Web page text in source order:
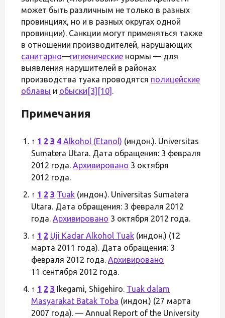
может быть различным не только в разных
провинциях, но и в разных округах одной
провинции). Санкции могут применяться также
в отношении производителей, нарушающих
санитарно—гигиенические нормы — для
выявления нарушителей в районах
производства туака проводятся полицейские
облавы и обыски [3] [10] .
Примечания
↑ 1 2 3 4 Alkohol (Etanol) (индон.). Universitas
Sumatera Utara. Дата обращения: 3 февраля
2012 года. Архивировано 3 октября
2012 года.
↑ 1 2 3 Tuak (индон.). Universitas Sumatera
Utara. Дата обращения: 3 февраля 2012
года. Архивировано 3 октября 2012 года.
↑ 1 2 Uji Kadar Alkohol Tuak (индон.) (12
марта 2011 года). Дата обращения: 3
февраля 2012 года. Архивировано
11 сентября 2012 года.
↑ 1 2 3 Ikegami, Shigehiro. Tuak dalam
Masyarakat Batak Toba (индон.) (27 марта
2007 года). — Annual Report of the University